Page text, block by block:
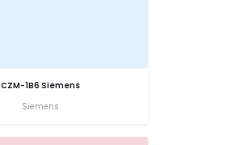
CZM-1B6 Siemens
Siemens